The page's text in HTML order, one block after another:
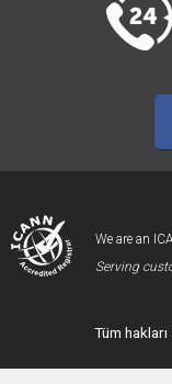
We are an
Serving
Tüm